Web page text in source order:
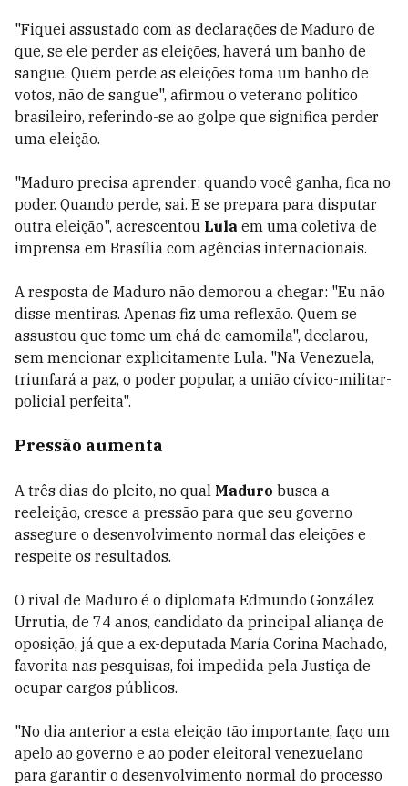
"Fiquei assustado com as declarações de Maduro de
que, se ele perder as eleições, haverá um banho de
sangue. Quem perde as eleições toma um banho de
votos, não de sangue", afirmou o veterano político
brasileiro, referindo-se ao golpe que significa perder
uma eleição.
"Maduro precisa aprender: quando você ganha, fica no
poder. Quando perde, sai. E se prepara para disputar
outra eleição", acrescentou Lula em uma coletiva de
imprensa em Brasília com agências internacionais.
A resposta de Maduro não demorou a chegar: "Eu não
disse mentiras. Apenas fiz uma reflexão. Quem se
assustou que tome um chá de camomila", declarou,
sem mencionar explicitamente Lula. "Na Venezuela,
triunfará a paz, o poder popular, a união cívico-militar-
policial perfeita".
Pressão aumenta
A três dias do pleito, no qual Maduro busca a
reeleição, cresce a pressão para que seu governo
assegure o desenvolvimento normal das eleições e
respeite os resultados.
O rival de Maduro é o diplomata Edmundo González
Urrutia, de 74 anos, candidato da principal aliança de
oposição, já que a ex-deputada María Corina Machado,
favorita nas pesquisas, foi impedida pela Justiça de
ocupar cargos públicos.
"No dia anterior a esta eleição tão importante, faço um
apelo ao governo e ao poder eleitoral venezuelano
para garantir o desenvolvimento normal do processo